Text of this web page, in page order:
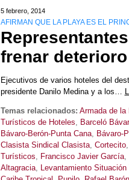
5 febrero, 2014
AFIRMAN QUE LA PLAYA ES EL
frenar
Ejecutivos de varios hoteles del
presidente Danilo Medina y a los…
Temas relacionados: Armada de la
Turísticos de Hoteles, Barceló
Bávaro-Berón-Punta Cana, Bávaro-
Clasista Sindical Clasista, Cortecito,
Turísticos, Francisco Javier García,
Altagracia, Levantamiento